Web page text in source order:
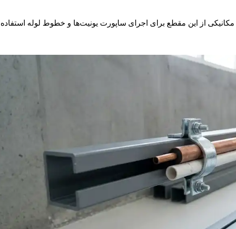
از این مقطع برای اجرای ساپورت یونیت‌ها و خطوط لوله استفاده